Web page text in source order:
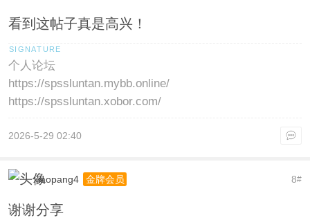
看到这帖子真是高兴！
个人论坛
https://spssluntan.mybb.online/
https://spssluntan.xobor.com/
2026-5-29 02:40
8#
xiaopang4 金牌会员
谢谢分享